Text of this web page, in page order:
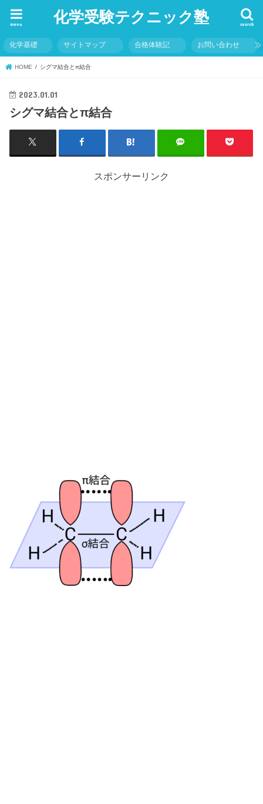
化学受験テクニック塾 search
menu
化学基礎 サイトマップ 合格体験記 お問い合わせ
HOME シグマ結合とπ結合
2023.01.01
シグマ結合とπ結合
スポンサーリンク